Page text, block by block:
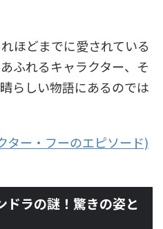
ほどまでに愛されている
ふれるキャラクター、そ
らしい物語にあるのでは
ター・フーのエピソード)
ドラの謎！驚きの姿と